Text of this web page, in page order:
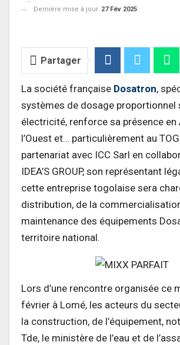
Dernière mise à jour 27 Fév 2025
Partager
La société française Dosatron,
systèmes de dosage proportionnel
électricité, renforce sa présence
l’Ouest et… particulièrement au
partenariat avec ICC Sarl en
IDEA’S GROUP, son représentant
cette entreprise togolaise sera
distribution, de la
maintenance des équipements
territoire national.
Lors d’une rencontre organisée ce
février à Lomé, les acteurs du
la construction, de l’équipement,
Tde, le ministère de l’eau et de